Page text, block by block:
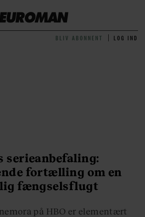
BLIV ABONNENT LOG IND
serieanbefaling:
fortælling om en
fængselsflugt
på HBO er elementært